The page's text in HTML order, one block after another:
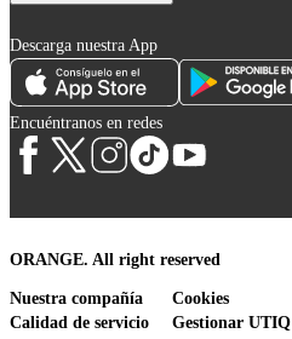
Descarga nuestra App
Encuéntranos en redes
ORANGE. All right reserved
Nuestra compañía
Calidad de servicio
Cookies
Gestionar UTIQ